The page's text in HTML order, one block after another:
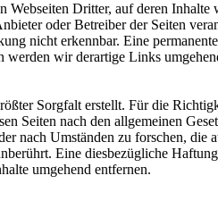
Webseiten Dritter, auf deren
oder Betreiber der Seiten
nicht erkennbar. Eine
werden wir derartige Links
Sorgfalt erstellt. Für die
Seiten nach den allgemeinen
nach Umständen zu forschen,
Eine diesbezügliche
umgehend entfernen.